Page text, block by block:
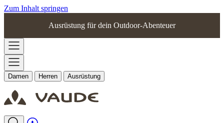
Zum Inhalt springen
Ausrüstung für dein Outdoor-Abenteuer
Damen Herren Ausrüstung